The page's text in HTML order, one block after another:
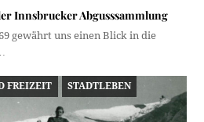
Innsbrucker Abgusssammlung
gewährt uns einen Blick in die
FREIZEIT STADTLEBEN